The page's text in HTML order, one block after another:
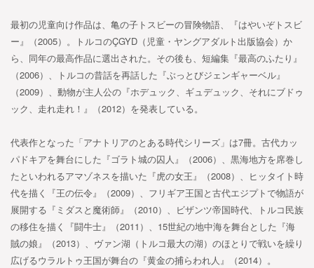
最初の児童向け作品は、亀の子トスビーの冒険物語、『はやいぞトスビ
ー』（2005）。トルコのÇGYD（児童・ヤングアダルト出版協会）か
ら、同年の最高作品に選出された。その後も、短編集『最高のふたり』
（2006）、トルコの昔話を再話した『ぶっとびジェンギャーベル』
（2009）、動物が主人公の『ホデュック、ギュデュック、それにブドゥ
ック、走れ走れ！』（2012）を発表している。
代表作となった「アナトリアのとある時代シリーズ」は7冊。古代カッ
パドキアを舞台にした『ゴラト城の囚人』（2006）、黒海地方を席巻し
たといわれるアマゾネスを描いた『虎の女王』（2008）、ヒッタイト時
代を描く『王の伝令』（2009）、フリギア王国と古代エジプトで物語が
展開する『ミダスと魔術師』（2010）、ビザンツ帝国時代、トルコ民族
の移住を描く『闘牛士』（2011）、15世紀の地中海を舞台とした『海
賊の娘』（2013）、ヴァン湖（トルコ最大の湖）のほとりで戦いを繰り
広げるウラルトゥ王国が舞台の『黄金の捕らわれ人』（2014）。